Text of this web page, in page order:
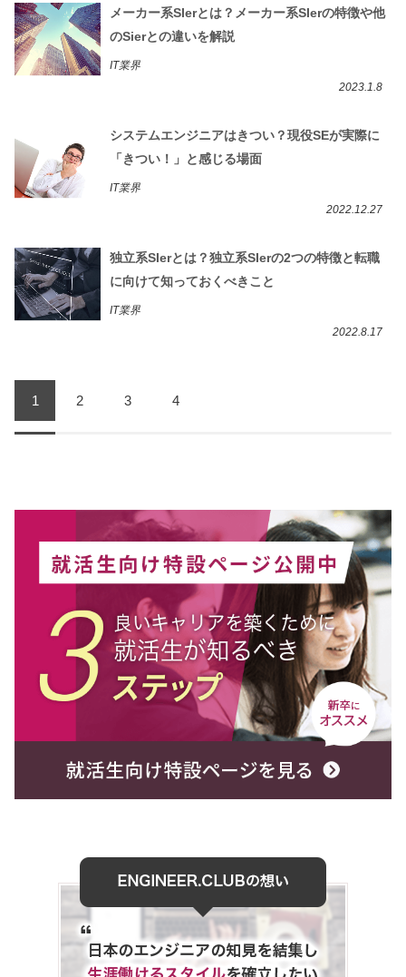
メーカー系SIerとは？メーカー系SIerの特徴や他
のSierとの違いを解説
IT業界
2023.1.8
システムエンジニアはきつい？現役SEが実際に
「きつい！」と感じる場面
IT業界
2022.12.27
独立系SIerとは？独立系SIerの2つの特徴と転職
に向けて知っておくべきこと
IT業界
2022.8.17
1 2 3 4